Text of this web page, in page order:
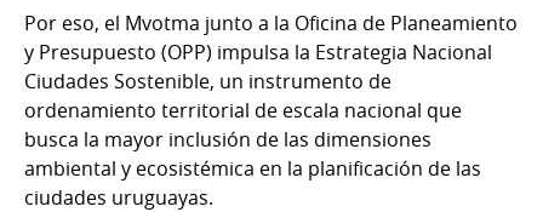
Por eso, el Mvotma junto a la Oficina de Planeamiento
y Presupuesto (OPP) impulsa la Estrategia Nacional
Ciudades Sostenible, un instrumento de
ordenamiento territorial de escala nacional que
busca la mayor inclusión de las dimensiones
ambiental y ecosistémica en la planificación de las
ciudades uruguayas.